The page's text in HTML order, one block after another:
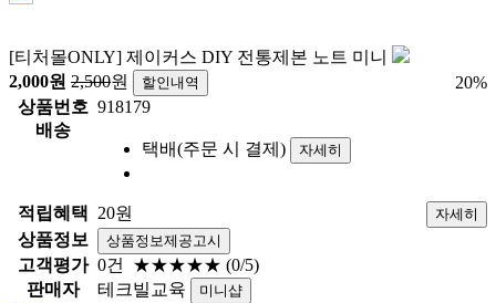
[티처몰ONLY] 제이커스 DIY 전통제본 노트 미니
2,000원 2,500원 할인내역 20%
상품번호 918179
배송
택배(주문 시 결제)
자세히
적립혜택 20원 자세히
상품정보 상품정보제공고시
고객평가 0건 ★★★★★ (0/5)
판매자
테크빌교육 미니샵